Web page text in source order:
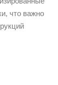
что важно